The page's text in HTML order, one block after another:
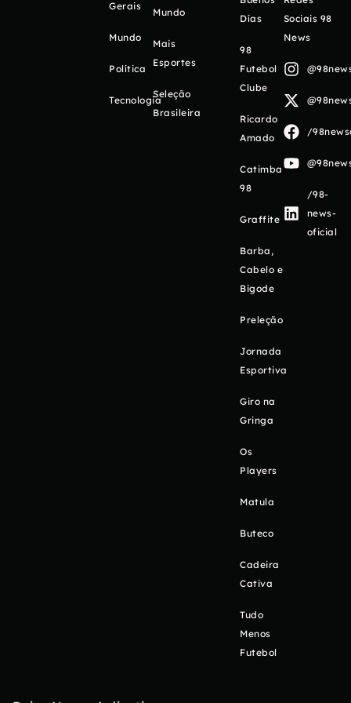
Gerais
Mundo
Política
Tecnologia
Mundo
Mais
Esportes
Seleção
Brasileira
Días
98
Futebol
Clube
Ricardo
Amado
Catimba
98
Graffite
Barba,
Cabelo e
Bigode
Preleção
Jornada
Esportiva
Giro na
Gringa
Os
Players
Matula
Buteco
Cadeira
Cativa
Tudo
Menos
Futebol
Sociais 98
News
/
/98-
news-
oficial